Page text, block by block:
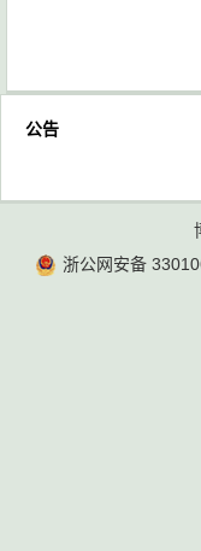
公告
浙公网安备